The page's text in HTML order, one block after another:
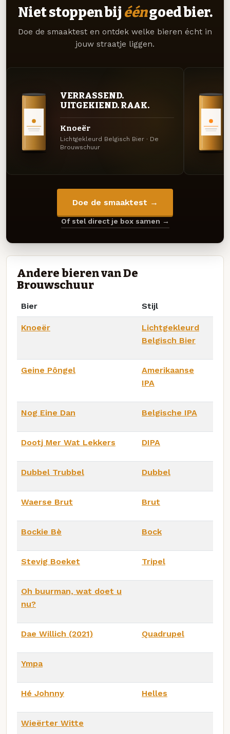
Niet stoppen bij ééngoed bier.
Doe de smaaktest en ontdek welke bieren écht in
jouw straatje liggen.
VERRASSEND.
UITGEKIEND. RAAK.
Knoeër
Lichtgekleurd Belgisch Bier · De
Brouwschuur
Doe de smaaktest →
Of stel direct je box samen →
Andere bieren van De
Brouwschuur
Bier Stijl
Knoeër
Lichtgekleurd
Belgisch Bier
Geine Pôngel
Amerikaanse
IPA
Nog Eine Dan Belgische IPA
Dootj Mer Wat Lekkers DIPA
Dubbel Trubbel Dubbel
Waerse Brut Brut
Bockie Bè Bock
Stevig Boeket Tripel
Oh buurman, wat doet u
nu?
Dae Willich (2021) Quadrupel
Ympa
Hé Johnny Helles
Wieërter Witte